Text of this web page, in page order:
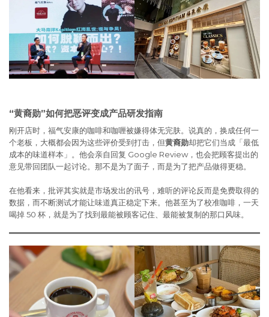
“黄裔勋”如何把恶评变成产品研发指南
刚开店时，福气安康的咖啡和咖喱被嫌得体无完肤。说真的，换成任何一
个老板，大概都会因为这些评价受到打击，但黄裔勋却把它们当成「最低
成本的味道样本」。他会亲自回复 Google Review，也会把顾客提出的
意见带回团队一起讨论。那不是为了面子，而是为了把产品做得更稳。
在他看来，批评其实就是市场发出的讯号，难听的评论反而是免费取得的
数据，而不断测试才能让味道真正稳定下来。他甚至为了校准咖啡，一天
喝掉 50 杯，就是为了找到最能被顾客记住、最能被复制的那口风味。